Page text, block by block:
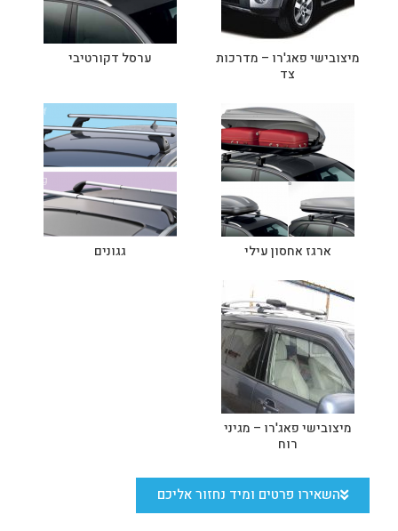
מיצובישי פאג'רו – מדרכות
צד
ערסל דקורטיבי
ארגז אחסון עילי גגונים
מיצובישי פאג'רו – מגיני
רוח
השאירו פרטים ומיד נחזור אליכם